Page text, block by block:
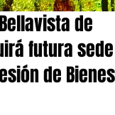
de
futura sede
de Bienes